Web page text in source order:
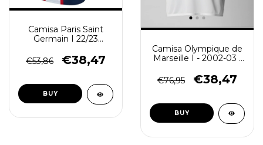
Camisa Paris Saint
Germain I 22/23
Azul
€53,86 €38,47
BUY
Camisa Olympique de
Marseille I - 2002-03 -
Branca
€76,95 €38,47
BUY